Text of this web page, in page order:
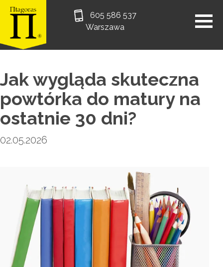
605 586 537
Warszawa
Jak wygląda skuteczna
powtórka do matury na
ostatnie 30 dni?
02.05.2026